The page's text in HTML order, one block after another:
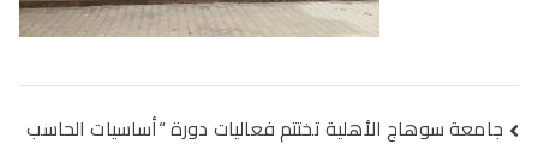
تصفّح
جامعة سوهاج الأهلية تختتم فعاليات دورة “أساسيات الحاسب